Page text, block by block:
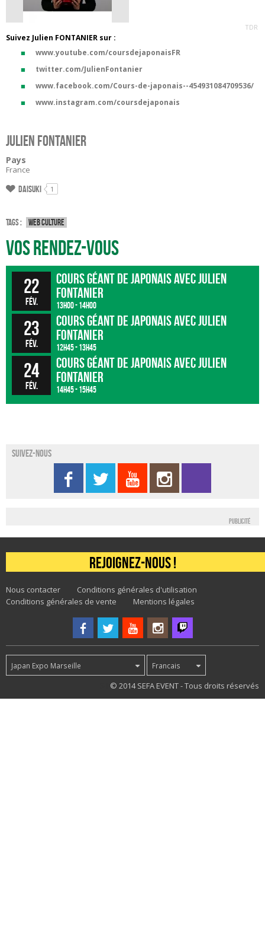
TDR
Suivez Julien FONTANIER sur :
www.youtube.com/coursdejaponaisFR
twitter.com/JulienFontanier
www.facebook.com/Cours-de-japonais--454931084709536/
www.instagram.com/coursdejaponais
Julien FONTANIER
Pays
France
Daisuki 1
Tags : Web culture
Vos rendez-vous
22
fév.
Cours géant de japonais avec Julien
FONTANIER
13h00 - 14h00
23
fév.
Cours géant de japonais avec Julien
FONTANIER
12h45 - 13h45
24
fév.
Cours géant de japonais avec Julien
FONTANIER
14h45 - 15h45
Suivez-nous
Publicité
Rejoignez-nous !
Nous contacter
Conditions générales d'utilisation
Conditions générales de vente
Mentions légales
Japan Expo Marseille Francais
© 2014 SEFA EVENT - Tous droits réservés